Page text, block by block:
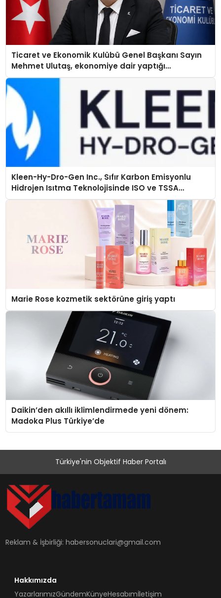
Ticaret ve Ekonomik Kulübü Genel Başkanı Sayın
Mehmet Ulutaş, ekonomiye dair yaptığı
açıklamada şunları kaydetti:
Kleen-Hy-Dro-Gen Inc., Sıfır Karbon Emisyonlu
Hidrojen Isıtma Teknolojisinde ISO ve TSSA
Düzenleyici Onaylarını Aldı
Marie Rose kozmetik sektörüne giriş yaptı
Daikin’den akıllı iklimlendirmede yeni dönem:
Madoka Plus Türkiye’de
Türkiye'nin Objektif Haber Portalı
Reklam & İşbirliği:habersonuclari@gmail.com
Hakkımızda
YazarlarımızGündemKünyeHesabımİletişim